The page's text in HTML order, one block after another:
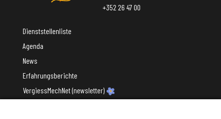
+352 26 47 00
Dienststellenliste
Agenda
News
Erfahrungsberichte
VergiessMechNet (newsletter)